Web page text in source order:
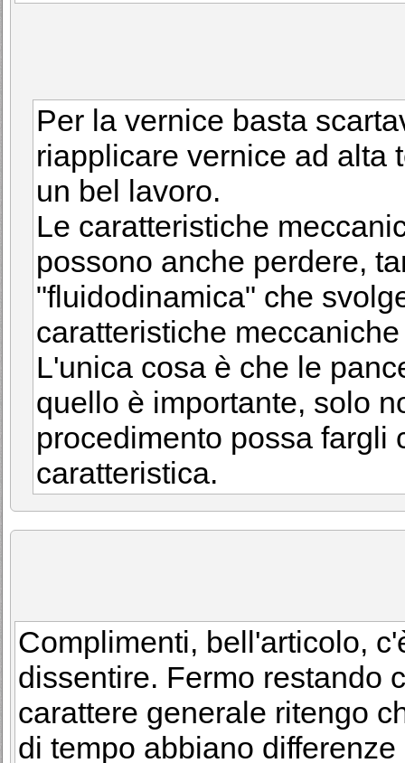
Per la vernice basta
riapplicare vernice ad alta
un bel lavoro.
Le caratteristiche
possono anche perdere,
"fluidodinamica" che
caratteristiche
L'unica cosa è che le
quello è importante, solo
procedimento possa fargli
caratteristica.
Complimenti, bell'articolo,
dissentire. Fermo restando
carattere generale ritengo
di tempo abbiano